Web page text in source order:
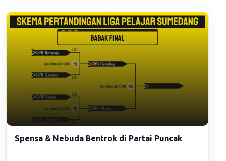
Spensa & Nebuda Bentrok di Partai Puncak